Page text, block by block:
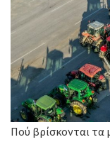
Πού βρίσκονται